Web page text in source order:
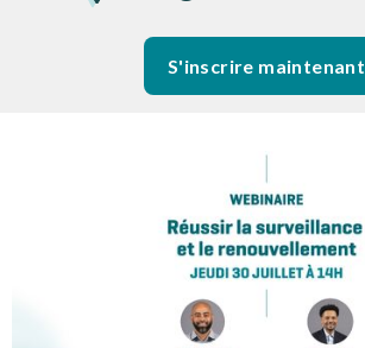
S'inscrire maintenant